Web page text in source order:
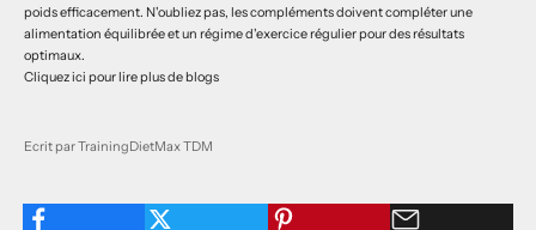
poids efficacement. N'oubliez pas, les compléments doivent compléter une
alimentation équilibrée et un régime d'exercice régulier pour des résultats
optimaux.
Cliquez ici pour lire plus de blogs
Ecrit par TrainingDietMax TDM